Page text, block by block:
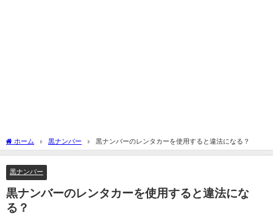
ホーム 黒ナンバー 黒ナンバーのレンタカーを使用すると違法になる？
黒ナンバー
黒ナンバーのレンタカーを使用すると違法にな
る？